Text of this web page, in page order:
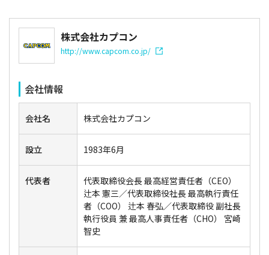
株式会社カプコン
http://www.capcom.co.jp/
会社情報
会社名 株式会社カプコン
設立 1983年6月
代表者
代表取締役会長 最高経営責任者（CEO）
辻本 憲三／代表取締役社長 最高執行責任
者（COO） 辻本 春弘／代表取締役 副社長
執行役員 兼 最高人事責任者（CHO） 宮崎
智史